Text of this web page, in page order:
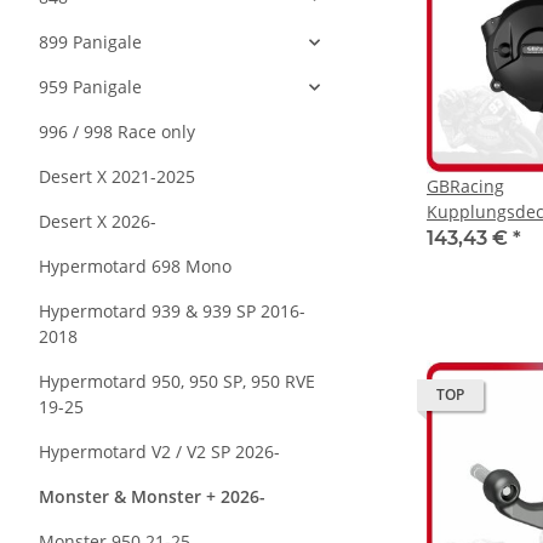
GBRacing
Panigale V2
143,43 € *
TOP
899 Panigale
959 Panigale
996 / 998 Race only
Desert X 2021-2025
Desert X 2026-
Hypermotard 698 Mono
Hypermotard 939 & 939 SP 2016-
2018
Hypermotard 950, 950 SP, 950 RVE
19-25
Hypermotard V2 / V2 SP 2026-
Monster & Monster + 2026-